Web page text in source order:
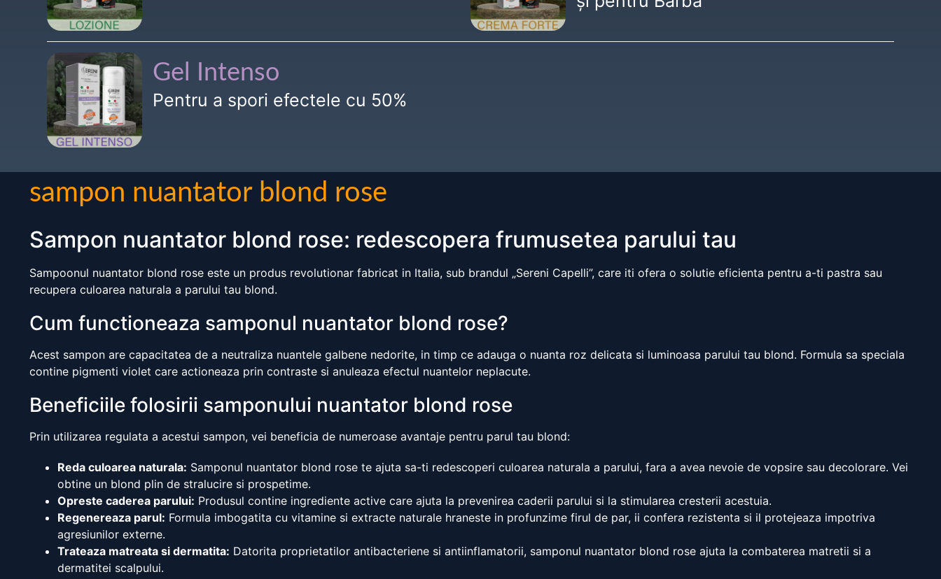
Gel Intenso
Pentru a spori efectele cu 50%
sampon nuantator blond rose
Sampon nuantator blond rose: redescopera frumusetea parului tau
Sampoonul nuantator blond rose este un produs revolutionar fabricat in Italia, sub brandul „Sereni Capelli”, care iti ofera o solutie eficienta pentru a-ti pastra sau
recupera culoarea naturala a parului tau blond.
Cum functioneaza samponul nuantator blond rose?
Acest sampon are capacitatea de a neutraliza nuantele galbene nedorite, in timp ce adauga o nuanta roz delicata si luminoasa parului tau blond. Formula sa speciala
contine pigmenti violet care actioneaza prin contraste si anuleaza efectul nuantelor neplacute.
Beneficiile folosirii samponului nuantator blond rose
Prin utilizarea regulata a acestui sampon, vei beneficia de numeroase avantaje pentru parul tau blond:
Reda culoarea naturala: Samponul nuantator blond rose te ajuta sa-ti redescoperi culoarea naturala a parului, fara a avea nevoie de vopsire sau decolorare. Vei
obtine un blond plin de stralucire si prospetime.
Opreste caderea parului: Produsul contine ingrediente active care ajuta la prevenirea caderii parului si la stimularea cresterii acestuia.
Regenereaza parul: Formula imbogatita cu vitamine si extracte naturale hraneste in profunzime firul de par, ii confera rezistenta si il protejeaza impotriva
agresiunilor externe.
Trateaza matreata si dermatita: Datorita proprietatilor antibacteriene si antiinflamatorii, samponul nuantator blond rose ajuta la combaterea matretii si a
dermatitei scalpului.